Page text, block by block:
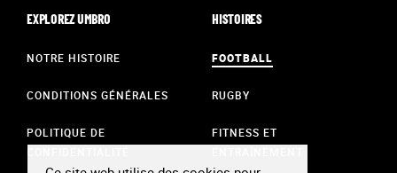
EXPLOREZ UMBRO
NOTRE HISTOIRE
CONDITIONS GÉNÉRALES
POLITIQUE DE
HISTOIRES
FOOTBALL
RUGBY
FITNESS ET